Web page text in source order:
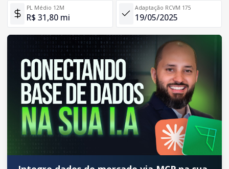
PL Médio 12M
R$ 31,80 mi
Adaptação RCVM 175
19/05/2025